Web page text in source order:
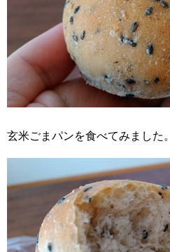
玄米ごまパンを食べてみました。